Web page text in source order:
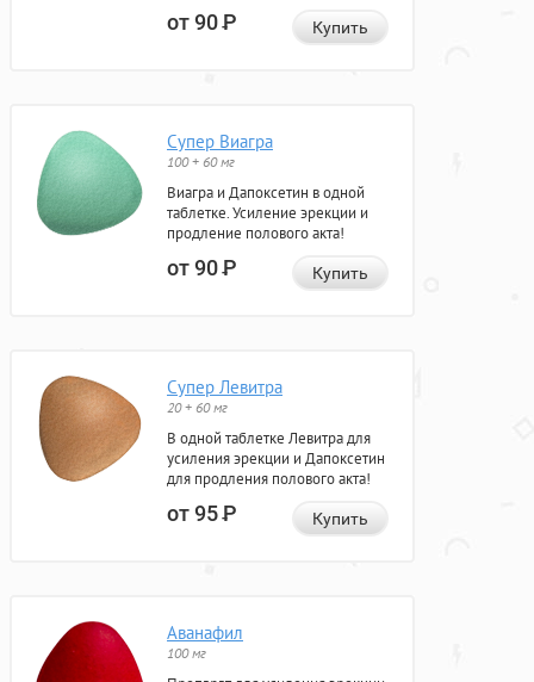
от 90Р Купить
Супер Виагра
100 + 60 мг
Виагра и Дапоксетин в одной
таблетке. Усиление эрекции и
продление полового акта!
от 90Р Купить
Супер Левитра
20 + 60 мг
В одной таблетке Левитра для
усиления эрекции и Дапоксетин
для продления полового акта!
от 95Р Купить
Аванафил
100 мг